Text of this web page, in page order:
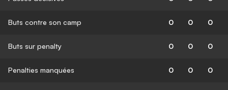
Buts contre son camp 0 0 0
Buts sur penalty 0 0 0
Penalties manquées 0 0 0